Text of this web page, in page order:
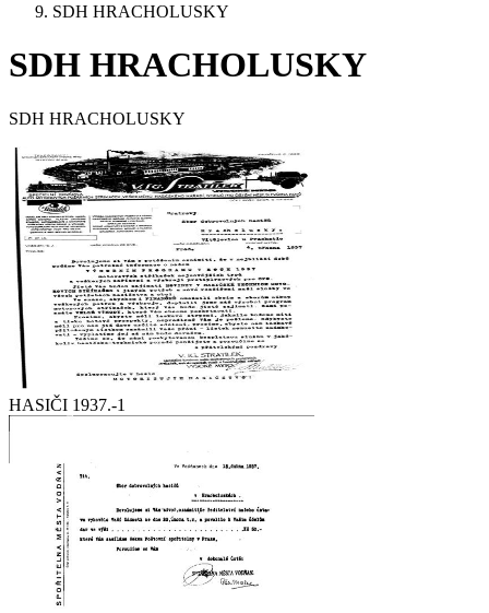
SDH HRACHOLUSKY
SDH HRACHOLUSKY
SDH HRACHOLUSKY
HASIČI 1937.-1